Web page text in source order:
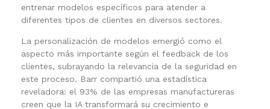
entrenar modelos específicos para atender a
diferentes tipos de clientes en diversos sectores.
La personalización de modelos emergió como el
aspecto más importante según el feedback de los
clientes, subrayando la relevancia de la seguridad en
este proceso. Barr compartió una estadística
reveladora: el 93% de las empresas manufactureras
creen que la IA transformará su crecimiento e